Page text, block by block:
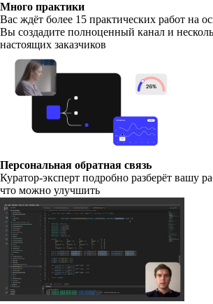
Много практики
Вас ждёт более 15 практических работ на
Вы создадите полноценный канал и
настоящих заказчиков
Персональная обратная связь
Куратор-эксперт подробно разберёт вашу
что можно улучшить